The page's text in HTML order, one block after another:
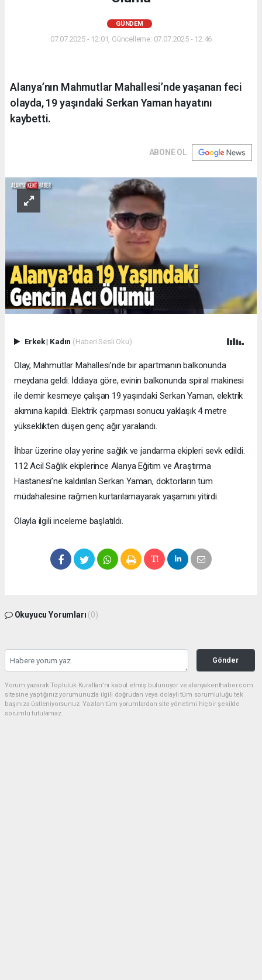
GÜNDEM
07.07.2025 - 12:01, Güncelleme: 07.07.2025 - 12:46
Alanya’nın Mahmutlar Mahallesi’nde yaşanan feci
olayda, 19 yaşındaki Serkan Yaman hayatını
kaybetti.
ABONE OL
Erkek| Kadın (Haberi Sesli Oku)
Olay, Mahmutlar Mahallesi’nde bir apartmanın balkonunda
meydana geldi. İddiaya göre, evinin balkonunda spiral makinesi
ile demir kesmeye çalışan 19 yaşındaki Serkan Yaman, elektrik
akımına kapıldı. Elektrik çarpması sonucu yaklaşık 4 metre
yükseklikten düşen genç ağır yaralandı.
İhbar üzerine olay yerine sağlık ve jandarma ekipleri sevk edildi.
112 Acil Sağlık ekiplerince Alanya Eğitim ve Araştırma
Hastanesi’ne kaldırılan Serkan Yaman, doktorların tüm
müdahalesine rağmen kurtarılamayarak yaşamını yitirdi.
Olayla ilgili inceleme başlatıldı.
Okuyucu Yorumları (0)
Gönder
Yorum yazarak Topluluk Kuralları’nı kabul etmiş bulunuyor ve alanyakenthaber.com
sitesine yaptığınız yorumunuzla ilgili doğrudan veya dolaylı tüm sorumluluğu tek
başınıza üstleniyorsunuz. Yazılan tüm yorumlardan site yönetimi hiçbir şekilde
sorumlu tutulamaz.